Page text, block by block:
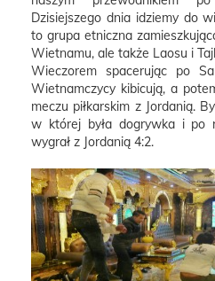
Dzisiejszego dnia idziemy do
to grupa etniczna
Wietnamu, ale także Laosu i
Wieczorem spacerując po
Wietnamczycy kibicują, a
meczu piłkarskim z Jordanią.
w której była dogrywka i po
wygrał z Jordanią 4:2.